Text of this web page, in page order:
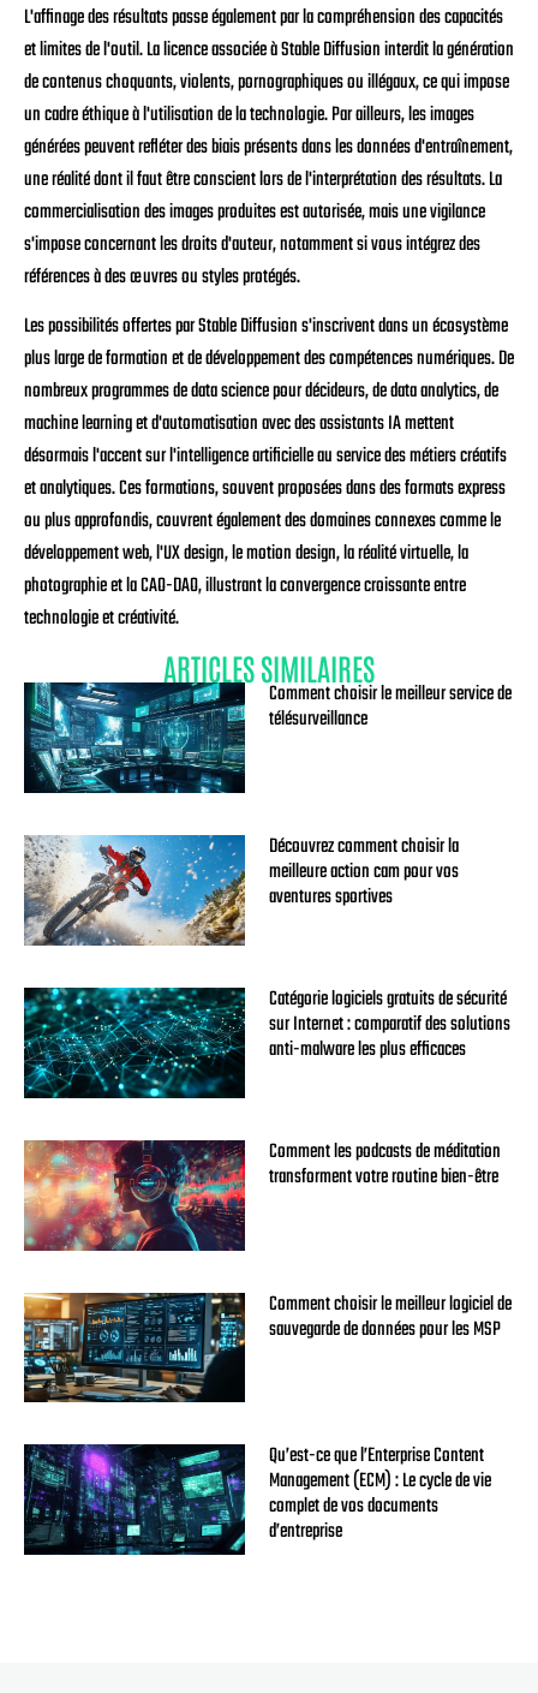
L'affinage des résultats passe également par la compréhension des capacités
et limites de l'outil. La licence associée à Stable Diffusion interdit la génération
de contenus choquants, violents, pornographiques ou illégaux, ce qui impose
un cadre éthique à l'utilisation de la technologie. Par ailleurs, les images
générées peuvent refléter des biais présents dans les données d'entraînement,
une réalité dont il faut être conscient lors de l'interprétation des résultats. La
commercialisation des images produites est autorisée, mais une vigilance
s'impose concernant les droits d'auteur, notamment si vous intégrez des
références à des œuvres ou styles protégés.
Les possibilités offertes par Stable Diffusion s'inscrivent dans un écosystème
plus large de formation et de développement des compétences numériques. De
nombreux programmes de data science pour décideurs, de data analytics, de
machine learning et d'automatisation avec des assistants IA mettent
désormais l'accent sur l'intelligence artificielle au service des métiers créatifs
et analytiques. Ces formations, souvent proposées dans des formats express
ou plus approfondis, couvrent également des domaines connexes comme le
développement web, l'UX design, le motion design, la réalité virtuelle, la
photographie et la CAO-DAO, illustrant la convergence croissante entre
technologie et créativité.
ARTICLES SIMILAIRES
Comment choisir le meilleur service de
télésurveillance
Découvrez comment choisir la
meilleure action cam pour vos
aventures sportives
Catégorie logiciels gratuits de sécurité
sur Internet : comparatif des solutions
anti-malware les plus efficaces
Comment les podcasts de méditation
transforment votre routine bien-être
Comment choisir le meilleur logiciel de
sauvegarde de données pour les MSP
Qu’est-ce que l’Enterprise Content
Management (ECM) : Le cycle de vie
complet de vos documents
d’entreprise